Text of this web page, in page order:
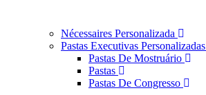
Nécessaires Personalizada
Pastas Executivas Personalizadas
Pastas De Mostruário
Pastas
Pastas De Congresso